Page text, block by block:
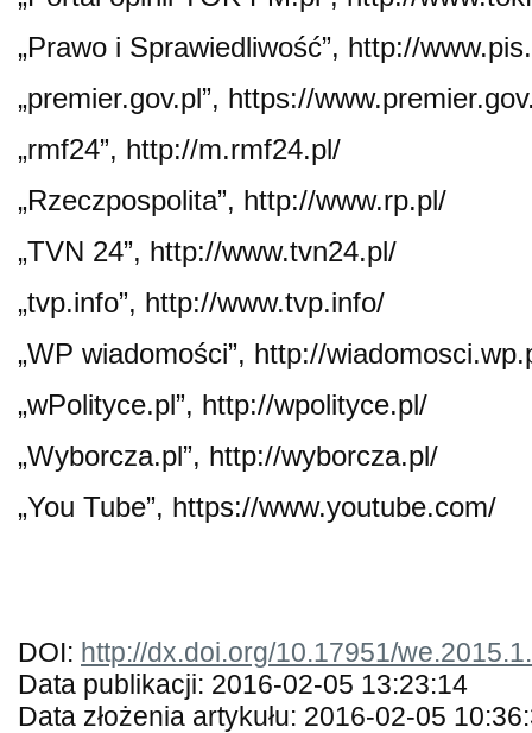
„Prawo i Sprawiedliwość”, http://
„premier.gov.pl”, https://
„rmf24”, http://m.rmf24.pl/
„Rzeczpospolita”, http://www.rp.pl/
„TVN 24”, http://www.tvn24.pl/
„tvp.info”, http://www.tvp.info/
„WP wiadomości”, http://
„wPolityce.pl”, http://wpolityce.pl/
„Wyborcza.pl”, http://wyborcza.pl/
„You Tube”, https://www.youtube.com/
DOI: http://dx.doi.org/10.17951/
Data publikacji: 2016-02-05 13:23:14
Data złożenia artykułu: 2016-02-05